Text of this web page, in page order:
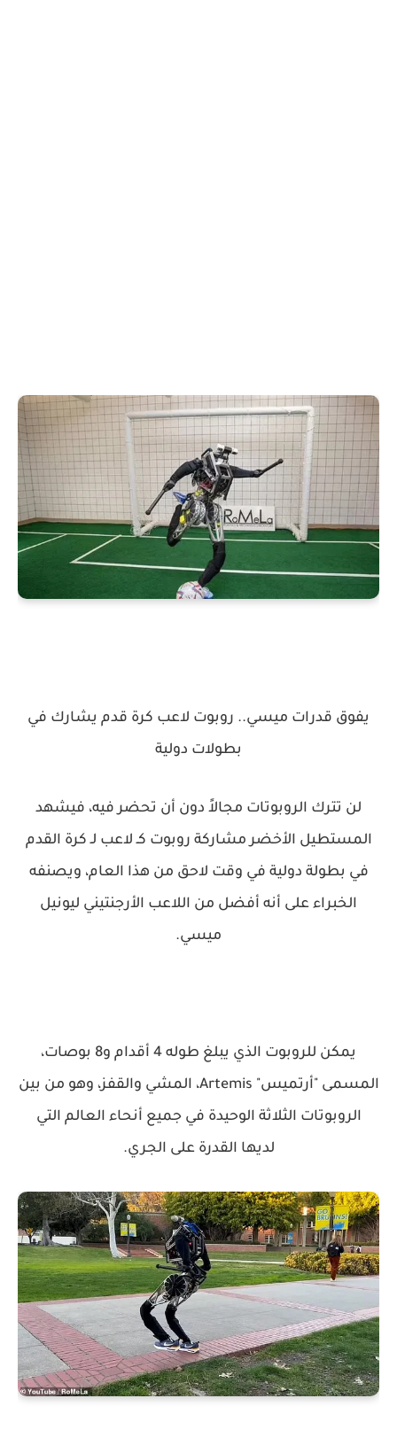
يفوق قدرات ميسي.. روبوت لاعب كرة قدم يشارك في
بطولات دولية
لن تترك الروبوتات مجالاً دون أن تحضر فيه، فيشهد
المستطيل الأخضر مشاركة روبوت كـ لاعب لـ كرة القدم
في بطولة دولية في وقت لاحق من هذا العام، ويصنفه
الخبراء على أنه أفضل من اللاعب الأرجنتيني ليونيل
ميسي.
يمكن للروبوت الذي يبلغ طوله 4 أقدام و8 بوصات،
المسمى "أرتميس" Artemis، المشي والقفز، وهو من بين
الروبوتات الثلاثة الوحيدة في جميع أنحاء العالم التي
لديها القدرة على الجري.